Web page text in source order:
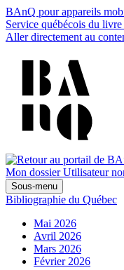
BAnQ pour appareils
Service québécois du livre
Aller directement au
Mon dossier Utilisateur
Sous-menu
Bibliographie du Québec
Mai 2026
Avril 2026
Mars 2026
Février 2026